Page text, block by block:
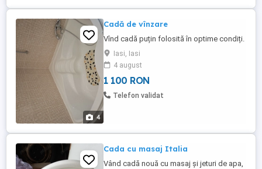
4
Cadă de vînzare
Vînd cadă puțin folosită în optime condiți.
Iasi, Iasi
4 august
1 100 RON
Telefon validat
Cada cu masaj Italia
Vând cadă nouă cu masaj și jeturi de apa,